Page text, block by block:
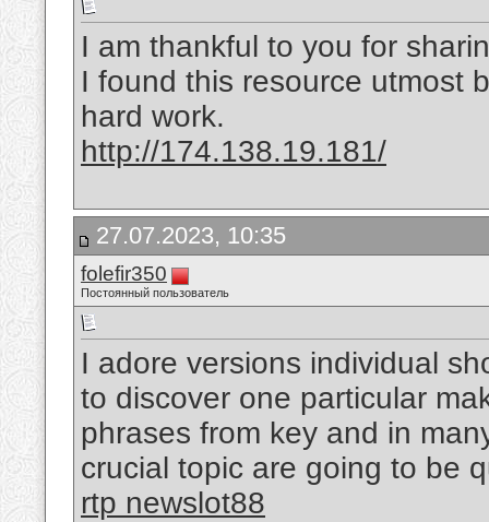
I am thankful to you for
I found this resource utmost
hard work.
http://174.138.19.181/
27.07.2023, 10:35
folefir350
Постоянный пользователь
I adore versions individual
to discover one particular
phrases from key and in
crucial topic are going to be
rtp newslot88